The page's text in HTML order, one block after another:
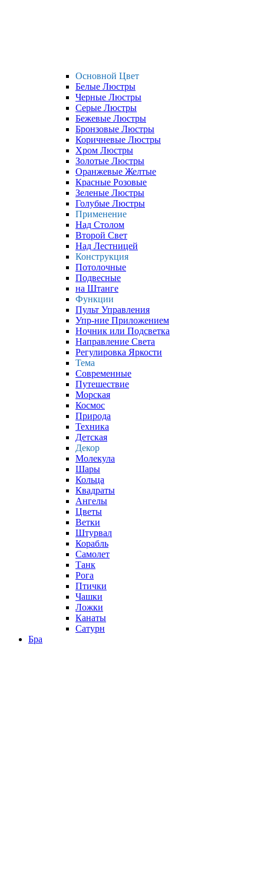
Основной Цвет
Белые Люстры
Черные Люстры
Серые Люстры
Бежевые Люстры
Бронзовые Люстры
Коричневые Люстры
Хром Люстры
Золотые Люстры
Оранжевые Желтые
Красные Розовые
Зеленые Люстры
Голубые Люстры
Применение
Над Столом
Второй Свет
Над Лестницей
Конструкция
Потолочные
Подвесные
на Штанге
Функции
Пульт Управления
Упр-ние Приложением
Ночник или Подсветка
Направление Света
Регулировка Яркости
Тема
Современные
Путешествие
Морская
Космос
Природа
Техника
Детская
Декор
Молекула
Шары
Кольца
Квадраты
Ангелы
Цветы
Ветки
Штурвал
Корабль
Самолет
Танк
Рога
Птички
Чашки
Ложки
Канаты
Сатурн
Бра